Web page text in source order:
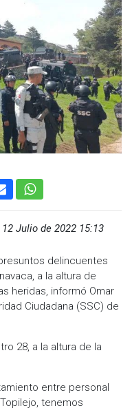
12 Julio de 2022 15:13
delincuentes
a la altura de
heridas, informó Omar
Ciudadana (SSC) de
28, a la altura de la
entre personal
tenemos